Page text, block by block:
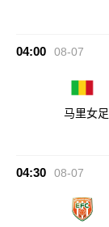
04:00 08-07
马里女足
04:30 08-07